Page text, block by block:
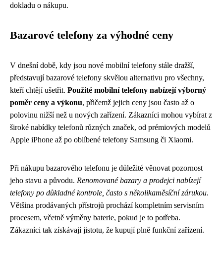
dokladu o nákupu.
Bazarové telefony za výhodné ceny
V dnešní době, kdy jsou nové mobilní telefony stále dražší,
představují bazarové telefony skvělou alternativu pro všechny,
kteří chtějí ušetřit. Použité mobilní telefony nabízejí výborný
poměr ceny a výkonu, přičemž jejich ceny jsou často až o
polovinu nižší než u nových zařízení. Zákazníci mohou vybírat z
široké nabídky telefonů různých značek, od prémiových modelů
Apple iPhone až po oblíbené telefony Samsung či Xiaomi.
Při nákupu bazarového telefonu je důležité věnovat pozornost
jeho stavu a původu. Renomované bazary a prodejci nabízejí
telefony po důkladné kontrole, často s několikaměsíční zárukou.
Většina prodávaných přístrojů prochází kompletním servisním
procesem, včetně výměny baterie, pokud je to potřeba.
Zákazníci tak získávají jistotu, že kupují plně funkční zařízení.